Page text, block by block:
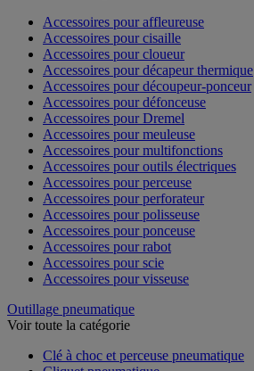
Accessoires pour affleureuse
Accessoires pour cisaille
Accessoires pour cloueur
Accessoires pour décapeur thermique
Accessoires pour découpeur-ponceur
Accessoires pour défonceuse
Accessoires pour Dremel
Accessoires pour meuleuse
Accessoires pour multifonctions
Accessoires pour outils électriques
Accessoires pour perceuse
Accessoires pour perforateur
Accessoires pour polisseuse
Accessoires pour ponceuse
Accessoires pour rabot
Accessoires pour scie
Accessoires pour visseuse
Outillage pneumatique
Voir toute la catégorie
Clé à choc et perceuse pneumatique